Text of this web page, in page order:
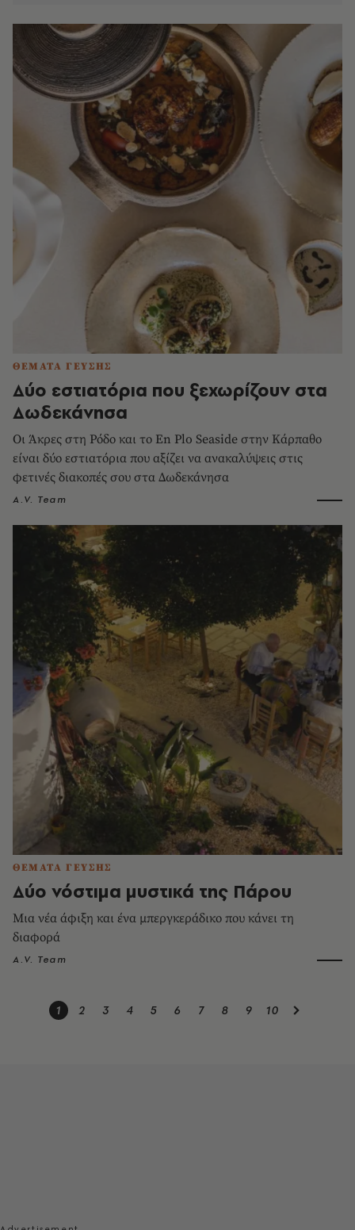
ΘΕΜΑΤΑ ΓΕΥΣΗΣ
Δύο εστιατόρια που ξεχωρίζουν στα
Δωδεκάνησα
Οι Άκρες στη Ρόδο και το En Plo Seaside στην Κάρπαθο
είναι δύο εστιατόρια που αξίζει να ανακαλύψεις στις
φετινές διακοπές σου στα Δωδεκάνησα
A.V. Team
ΘΕΜΑΤΑ ΓΕΥΣΗΣ
Δύο νόστιμα μυστικά της Πάρου
Μια νέα άφιξη και ένα μπεργκεράδικο που κάνει τη
διαφορά
A.V. Team
1 2 3 4 5 6 7 8 9 10